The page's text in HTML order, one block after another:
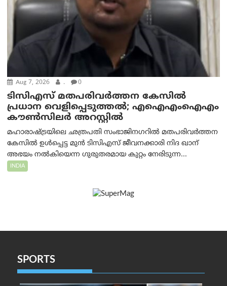
Aug 7, 2026 . 0
ടിസിഎസ് മതപരിവർത്തന കേസിൽ
പ്രധാന വെളിപ്പെടുത്തൽ; എഐഎംഐഎം
കൗൺസിലർ അറസ്റ്റിൽ
മഹാരാഷ്ട്രയിലെ ഛത്രപതി സംഭാജിനഗറിൽ മതപരിവർത്തന
കേസിൽ ഉൾപ്പെട്ട മുൻ ടിസിഎസ് ജീവനക്കാരി നിദ ഖാന്
അഭയം നൽകിയെന്ന ഗുരുതരമായ കുറ്റം നേരിടുന്ന...
INDIA
SPORTS